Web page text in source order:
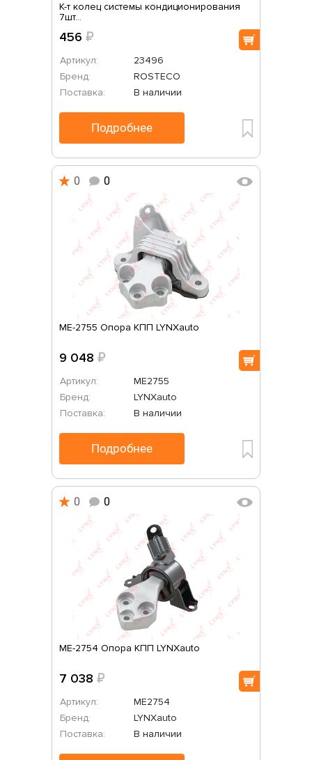
К-т колец системы кондиционирования
7шт...
456 ₽
Артикул:
23496
Бренд:
ROSTECO
Поставка:
В наличии
Подробнее
0 0
ME-2755 Опора КПП LYNXauto
9 048 ₽
Артикул:
ME2755
Бренд:
LYNXauto
Поставка:
В наличии
Подробнее
0 0
ME-2754 Опора КПП LYNXauto
7 038 ₽
Артикул:
ME2754
Бренд:
LYNXauto
Поставка:
В наличии